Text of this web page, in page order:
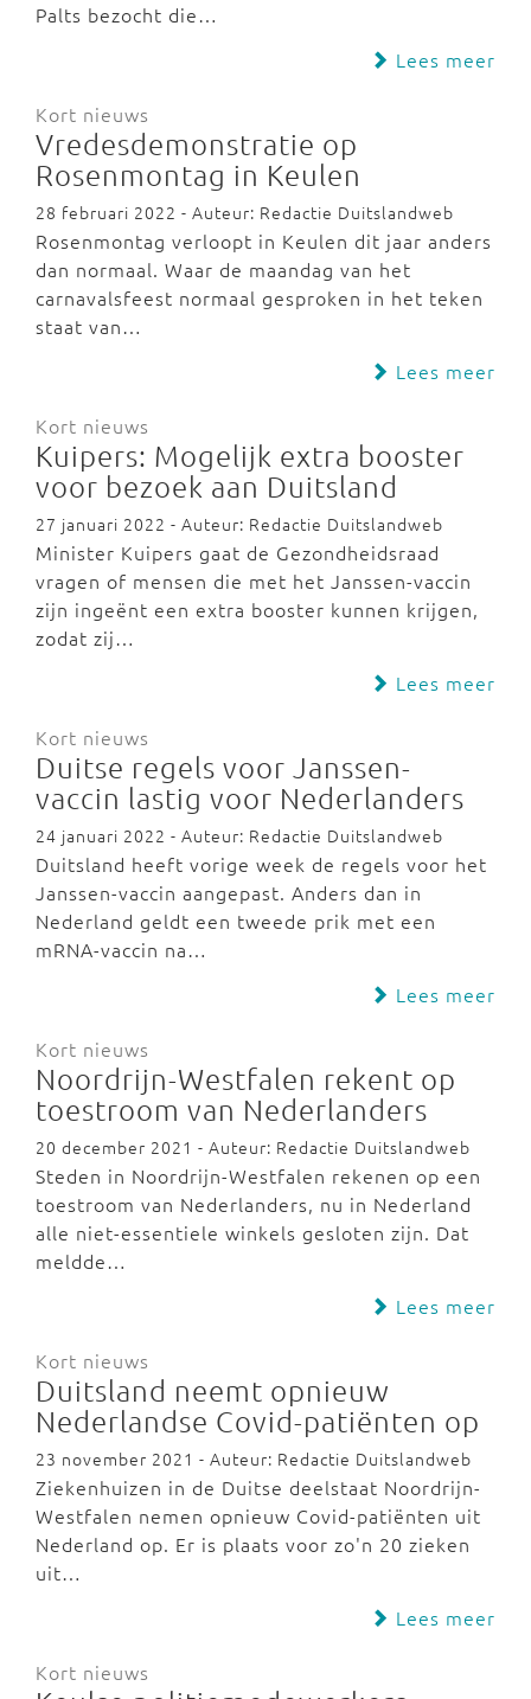
Palts bezocht die…
Lees meer
Kort nieuws
Vredesdemonstratie op
Rosenmontag in Keulen
28 februari 2022 - Auteur: Redactie Duitslandweb
Rosenmontag verloopt in Keulen dit jaar anders
dan normaal. Waar de maandag van het
carnavalsfeest normaal gesproken in het teken
staat van…
Lees meer
Kort nieuws
Kuipers: Mogelijk extra booster
voor bezoek aan Duitsland
27 januari 2022 - Auteur: Redactie Duitslandweb
Minister Kuipers gaat de Gezondheidsraad
vragen of mensen die met het Janssen-vaccin
zijn ingeënt een extra booster kunnen krijgen,
zodat zij…
Lees meer
Kort nieuws
Duitse regels voor Janssen-
vaccin lastig voor Nederlanders
24 januari 2022 - Auteur: Redactie Duitslandweb
Duitsland heeft vorige week de regels voor het
Janssen-vaccin aangepast. Anders dan in
Nederland geldt een tweede prik met een
mRNA-vaccin na…
Lees meer
Kort nieuws
Noordrijn-Westfalen rekent op
toestroom van Nederlanders
20 december 2021 - Auteur: Redactie Duitslandweb
Steden in Noordrijn-Westfalen rekenen op een
toestroom van Nederlanders, nu in Nederland
alle niet-essentiele winkels gesloten zijn. Dat
meldde…
Lees meer
Kort nieuws
Duitsland neemt opnieuw
Nederlandse Covid-patiënten op
23 november 2021 - Auteur: Redactie Duitslandweb
Ziekenhuizen in de Duitse deelstaat Noordrijn-
Westfalen nemen opnieuw Covid-patiënten uit
Nederland op. Er is plaats voor zo'n 20 zieken
uit…
Lees meer
Kort nieuws